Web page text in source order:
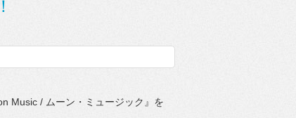
Music / ムーン・ミュージック』を